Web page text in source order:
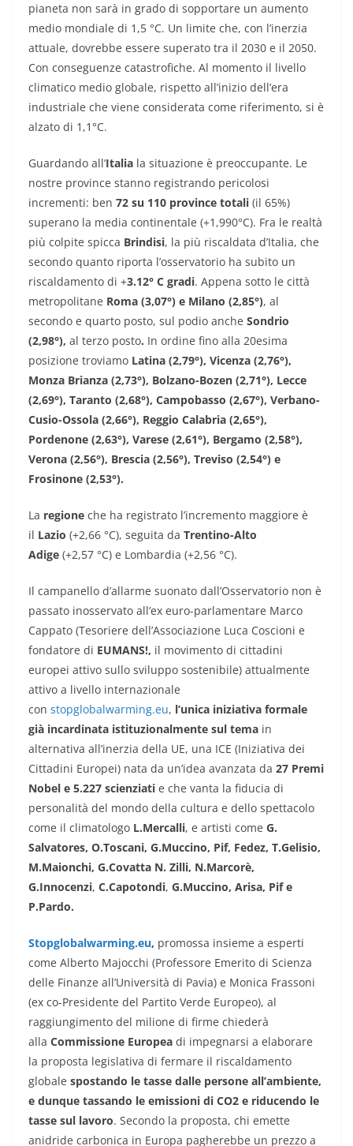
pianeta non sarà in grado di sopportare un aumento
medio mondiale di 1,5 °C. Un limite che, con l’inerzia
attuale, dovrebbe essere superato tra il 2030 e il 2050.
Con conseguenze catastrofiche. Al momento il livello
climatico medio globale, rispetto all’inizio dell’era
industriale che viene considerata come riferimento, si è
alzato di 1,1°C.
Guardando all’Italia la situazione è preoccupante. Le
nostre province stanno registrando pericolosi
incrementi: ben 72 su 110 province totali (il 65%)
superano la media continentale (+1,990°C). Fra le realtà
più colpite spicca Brindisi, la più riscaldata d’Italia, che
secondo quanto riporta l’osservatorio ha subito un
riscaldamento di +3.12° C gradi. Appena sotto le città
metropolitane Roma (3,07°) e Milano (2,85°), al
secondo e quarto posto, sul podio anche Sondrio
(2,98°), al terzo posto. In ordine fino alla 20esima
posizione troviamo Latina (2,79°), Vicenza (2,76°),
Monza Brianza (2,73°), Bolzano-Bozen (2,71°), Lecce
(2,69°), Taranto (2,68°), Campobasso (2,67°), Verbano-
Cusio-Ossola (2,66°), Reggio Calabria (2,65°),
Pordenone (2,63°), Varese (2,61°), Bergamo (2,58°),
Verona (2,56°), Brescia (2,56°), Treviso (2,54°) e
Frosinone (2,53°).
La regione che ha registrato l’incremento maggiore è
il Lazio (+2,66 °C), seguita da Trentino-Alto
Adige (+2,57 °C) e Lombardia (+2,56 °C).
Il campanello d’allarme suonato dall’Osservatorio non è
passato inosservato all’ex euro-parlamentare Marco
Cappato (Tesoriere dell’Associazione Luca Coscioni e
fondatore di EUMANS!, il movimento di cittadini
europei attivo sullo sviluppo sostenibile) attualmente
attivo a livello internazionale
con stopglobalwarming.eu, l’unica iniziativa formale
già incardinata istituzionalmente sul tema in
alternativa all’inerzia della UE, una ICE (Iniziativa dei
Cittadini Europei) nata da un’idea avanzata da 27 Premi
Nobel e 5.227 scienziati e che vanta la fiducia di
personalità del mondo della cultura e dello spettacolo
come il climatologo L.Mercalli, e artisti come G.
Salvatores, O.Toscani, G.Muccino, Pif, Fedez, T.Gelisio,
M.Maionchi, G.Covatta N. Zilli, N.Marcorè,
G.Innocenzi, C.Capotondi, G.Muccino, Arisa, Pif e
P.Pardo.
Stopglobalwarming.eu, promossa insieme a esperti
come Alberto Majocchi (Professore Emerito di Scienza
delle Finanze all’Università di Pavia) e Monica Frassoni
(ex co-Presidente del Partito Verde Europeo), al
raggiungimento del milione di firme chiederà
alla Commissione Europea di impegnarsi a elaborare
la proposta legislativa di fermare il riscaldamento
globale spostando le tasse dalle persone all’ambiente,
e dunque tassando le emissioni di CO2 e riducendo le
tasse sul lavoro. Secondo la proposta, chi emette
anidride carbonica in Europa pagherebbe un prezzo a